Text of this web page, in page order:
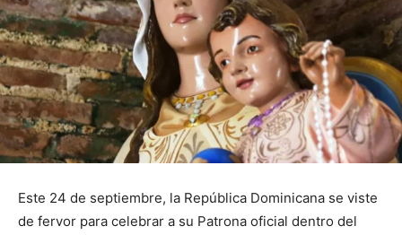
Este 24 de septiembre, la República Dominicana se viste
de fervor para celebrar a su Patrona oficial dentro del